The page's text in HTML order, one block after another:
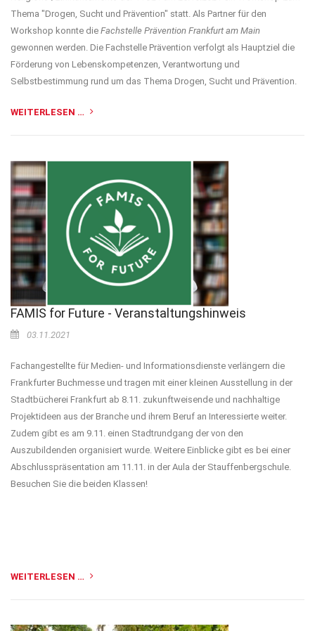
Thema "Drogen, Sucht und Prävention" statt. Als Partner für den
Workshop konnte die Fachstelle Prävention Frankfurt am Main
gewonnen werden. Die Fachstelle Prävention verfolgt als Hauptziel die
Förderung von Lebenskompetenzen, Verantwortung und
Selbstbestimmung rund um das Thema Drogen, Sucht und Prävention.
WEITERLESEN …
FAMIS for Future - Veranstaltungshinweis
03.11.2021
Fachangestellte für Medien- und Informationsdienste verlängern die
Frankfurter Buchmesse und tragen mit einer kleinen Ausstellung in der
Stadtbücherei Frankfurt ab 8.11. zukunftweisende und nachhaltige
Projektideen aus der Branche und ihrem Beruf an Interessierte weiter.
Zudem gibt es am 9.11. einen Stadtrundgang der von den
Auszubildenden organisiert wurde. Weitere Einblicke gibt es bei einer
Abschlusspräsentation am 11.11. in der Aula der Stauffenbergschule.
Besuchen Sie die beiden Klassen!
WEITERLESEN …